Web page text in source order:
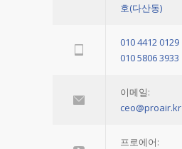
호(다산동)
010 4412 0129
010 5806 3933
이메일:
ceo@proair.kr
프로에어: